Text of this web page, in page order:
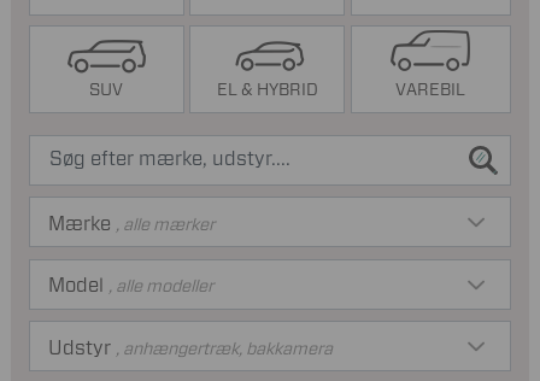
SUV EL & HYBRID VAREBIL
Mærke , alle mærker
Model , alle modeller
Udstyr , anhængertræk, bakkamera